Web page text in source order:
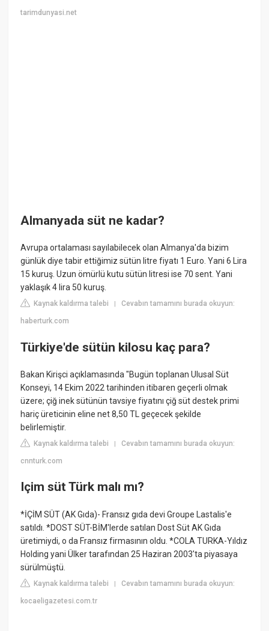
tarimdunyasi.net
Almanyada süt ne kadar?
Avrupa ortalaması sayılabilecek olan Almanya'da bizim
günlük diye tabir ettiğimiz sütün litre fiyatı 1 Euro. Yani 6 Lira
15 kuruş. Uzun ömürlü kutu sütün litresi ise 70 sent. Yani
yaklaşık 4 lira 50 kuruş.
Kaynak kaldırma talebi |Cevabın tamamını burada okuyun:
haberturk.com
Türkiye'de sütün kilosu kaç para?
Bakan Kirişci açıklamasında "Bugün toplanan Ulusal Süt
Konseyi, 14 Ekim 2022 tarihinden itibaren geçerli olmak
üzere; çiğ inek sütünün tavsiye fiyatını çiğ süt destek primi
hariç üreticinin eline net 8,50 TL geçecek şekilde
belirlemiştir.
Kaynak kaldırma talebi |Cevabın tamamını burada okuyun:
cnnturk.com
Içim süt Türk malı mı?
*İÇİM SÜT (AK Gıda)- Fransız gıda devi Groupe Lastalis'e
satıldı. *DOST SÜT-BİM'lerde satılan Dost Süt AK Gıda
üretimiydi, o da Fransız firmasının oldu. *COLA TURKA-Yıldız
Holding yani Ülker tarafından 25 Haziran 2003'ta piyasaya
sürülmüştü.
Kaynak kaldırma talebi |Cevabın tamamını burada okuyun:
kocaeligazetesi.com.tr